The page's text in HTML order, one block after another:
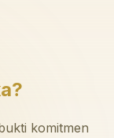
komitmen